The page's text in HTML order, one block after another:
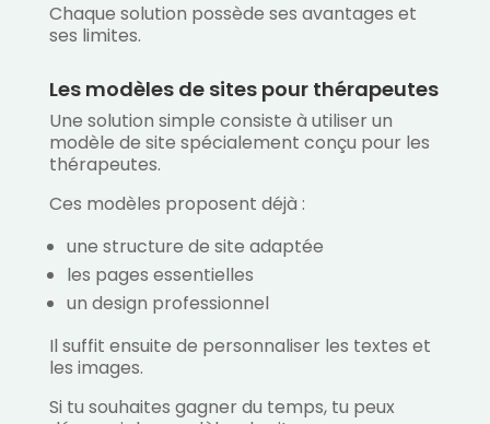
Chaque solution possède ses avantages et
ses limites.
Les modèles de sites pour thérapeutes
Une solution simple consiste à utiliser un
modèle de site spécialement conçu pour les
thérapeutes.
Ces modèles proposent déjà :
une structure de site adaptée
les pages essentielles
un design professionnel
Il suffit ensuite de personnaliser les textes et
les images.
Si tu souhaites gagner du temps, tu peux